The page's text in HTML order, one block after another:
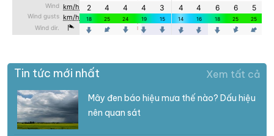
Tin tức mới nhất Xem tất cả
Mây đen báo hiệu mưa thế nào? Dấu hiệu
nên quan sát